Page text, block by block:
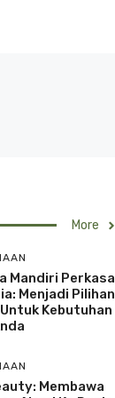
More
Mandiri Perkasa
Menjadi Pilihan
Kebutuhan
Membawa